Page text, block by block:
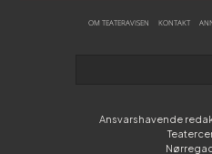
OM TEATERAVISEN KONTAKT
Ansvarshavende